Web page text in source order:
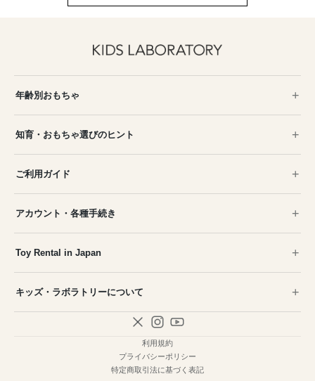
年齢別おもちゃ
知育・おもちゃ選びのヒント
ご利用ガイド
アカウント・各種手続き
Toy Rental in Japan
キッズ・ラボラトリーについて
利用規約
プライバシーポリシー
特定商取引法に基づく表記